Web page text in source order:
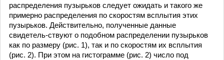
распределения пузырьков следует ожидать и такого же
примерно распределения по скоростям всплытия этих
пузырьков. Действительно, полученные данные
свидетель-ствуют о подобном распределении пузырьков
как по размеру (рис. 1), так и по скоростям их всплытия
(рис. 2). При этом на гистограмме (рис. 2) число под